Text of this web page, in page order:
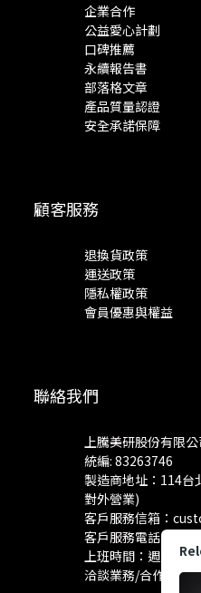
企業合作
公益愛心計劃
口碑推薦
永續報告書
部落格文章
產品質量認證
安全承諾保障
顧客服務
退換貨政策
運送政策
隱私權政策
會員優惠與權益
聯絡我們
上騰美研股份有限公
統編: 83263746
製造商地址：114台
對外營業)
客戶服務信箱：
客戶服務電話：
上班時間：週一至週
洽談業務/合作資訊